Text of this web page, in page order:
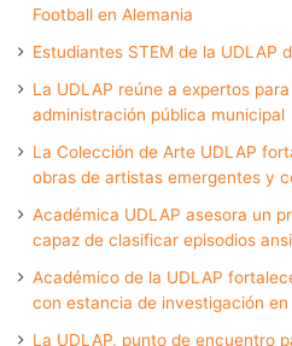
Football en Alemania
Estudiantes STEM de la UDLAP
La UDLAP reúne a expertos
administración pública municipal
La Colección de Arte UDLAP
obras de artistas emergentes y
Académica UDLAP asesora un
capaz de clasificar episodios
Académico de la UDLAP
con estancia de investigación en
La UDLAP, punto de encuentro